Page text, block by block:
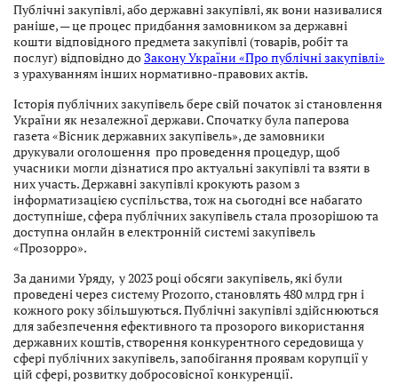
Публічні закупівлі, або державні закупівлі, як вони називалися
раніше, — це процес придбання замовником за державні
кошти відповідного предмета закупівлі (товарів, робіт та
послуг) відповідно доЗакону України «Про публічні закупівлі»
з урахуванням інших нормативно-правових актів.
Історія публічних закупівель бере свій початок зі становлення
України як незалежної держави. Спочатку була паперова
газета «Вісник державних закупівель», де замовники
друкували оголошення про проведення процедур, щоб
учасники могли дізнатися про актуальні закупівлі та взяти в
них участь. Державні закупівлі крокують разом з
інформатизацією суспільства, тож на сьогодні все набагато
доступніше, сфера публічних закупівель стала прозорішою та
доступна онлайн в електронній системі закупівель
«Прозорро».
За даними Уряду, у 2023 році обсяги закупівель, які були
проведені через систему Prozorro, становлять 480 млрд грн і
кожного року збільшуються. Публічні закупівлі здійснюються
для забезпечення ефективного та прозорого використання
державних коштів, створення конкурентного середовища у
сфері публічних закупівель, запобігання проявам корупції у
цій сфері, розвитку добросовісної конкуренції.